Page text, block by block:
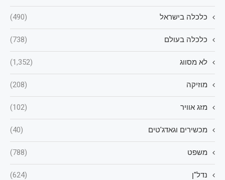
כלכלה בישראל (490)
כלכלה בעולם (738)
לא מסווג (1,352)
מוזיקה (208)
מזג אוויר (102)
מכשירים וגאדג'טים (40)
משפט (788)
נדל"ן (624)